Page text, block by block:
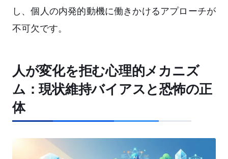
し、個人の内発的動機に働きかけるアプローチが
不可欠です。
人が変化を拒む心理的メカニズ
ム：現状維持バイアスと恐怖の正
体